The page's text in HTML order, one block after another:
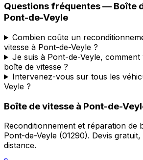
Questions fréquentes — Boîte
Pont-de-Veyle
Combien coûte un
vitesse à Pont-de-Veyle ?
Je suis à Pont-de-Veyle,
boîte de vitesse ?
Intervenez-vous sur tous les
Veyle ?
Boîte de vitesse à Pont-de-
Reconditionnement et réparation de
Pont-de-Veyle (01290). Devis
distance.